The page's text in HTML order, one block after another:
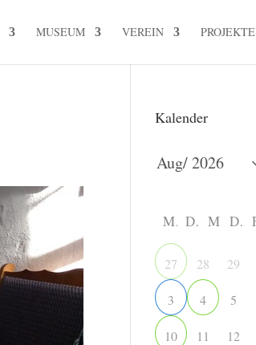
MUSEUM VEREIN PROJEKTE
Kalender
M D M D
27 28 29
3 4 5
10 11 12